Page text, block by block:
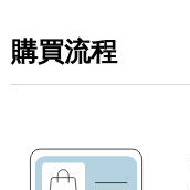
購買流程